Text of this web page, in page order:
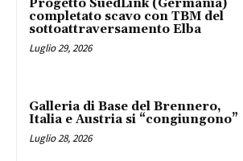
Progetto SuedLink (Germania)
completato scavo con TBM del
sottoattraversamento Elba
Luglio 29, 2026
Galleria di Base del Brennero,
Italia e Austria si “congiungono”
Luglio 28, 2026